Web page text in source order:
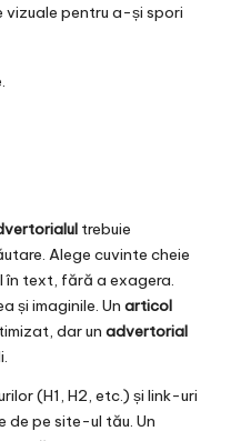
vizuale pentru a-și spori
trebuie
Alege cuvinte cheie
în text, fără a exagera.
și imaginile. Un articol
dar un advertorial
(H1, H2, etc.) și link-uri
de pe site-ul tău. Un